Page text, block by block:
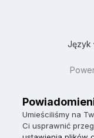
Język
Umieściliśmy na
Ci usprawnić